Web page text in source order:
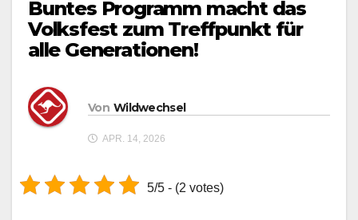
Buntes Programm macht das
Volksfest zum Treffpunkt für
alle Generationen!
Von Wildwechsel
APR. 14, 2026
5/5 - (2 votes)